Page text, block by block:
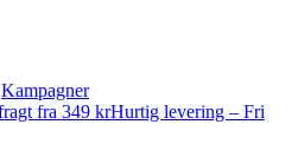
Kampagner
Hurtig levering – Fri